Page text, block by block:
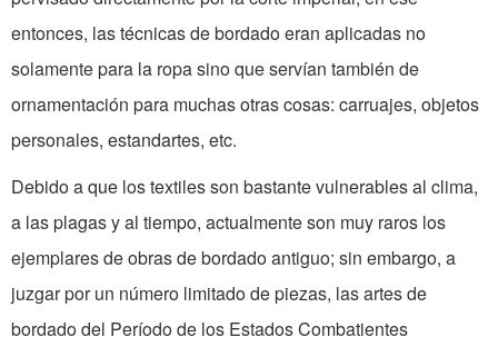
entonces, las técnicas de bordado eran aplicadas no
solamente para la ropa sino que servían también de
ornamentación para muchas otras cosas: carruajes, objetos
personales, estandartes, etc.
Debido a que los textiles son bastante vulnerables al clima,
a las plagas y al tiempo, actualmente son muy raros los
ejemplares de obras de bordado antiguo; sin embargo, a
juzgar por un número limitado de piezas, las artes de
bordado del Período de los Estados Combatientes